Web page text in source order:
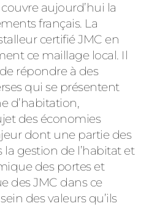
aujourd’hui la
français. La
certifié JMC en
ce maillage local. Il
répondre à des
qui se présentent
d’habitation,
des économies
dont une partie des
gestion de l’habitat et
des portes et
des JMC dans ce
des valeurs qu’ils
PVC